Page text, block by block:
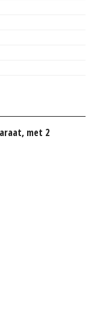
met 2